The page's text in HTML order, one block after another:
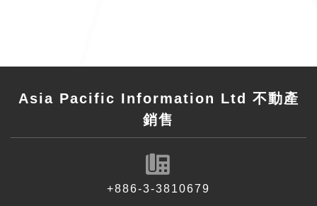
Asia Pacific Information Ltd 不動產
銷售
+886-3-3810679